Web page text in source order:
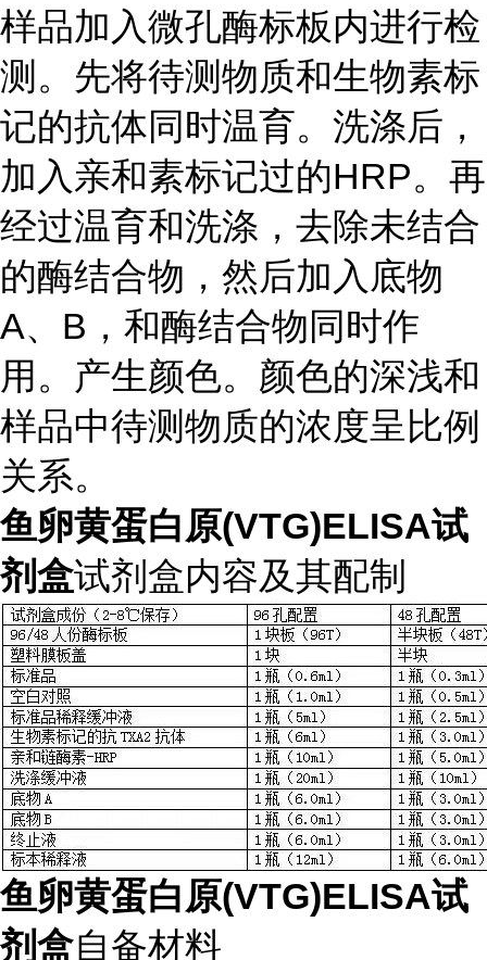
样品加入微孔酶标板内进行检
测。先将待测物质和生物素标
记的抗体同时温育。洗涤后，
加入亲和素标记过的HRP。再
经过温育和洗涤，去除未结合
的酶结合物，然后加入底物
A、B，和酶结合物同时作
用。产生颜色。颜色的深浅和
样品中待测物质的浓度呈比例
关系。
鱼卵黄蛋白原(VTG)ELISA试
剂盒试剂盒内容及其配制
鱼卵黄蛋白原(VTG)ELISA试
剂盒自备材料